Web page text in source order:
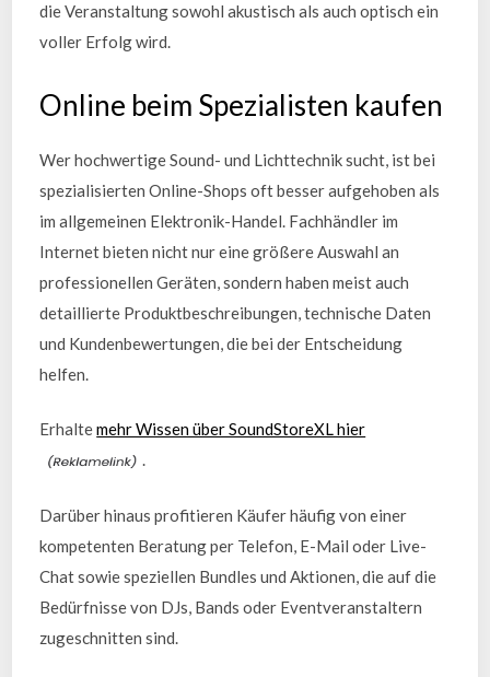
die Veranstaltung sowohl akustisch als auch optisch ein
voller Erfolg wird.
Online beim Spezialisten kaufen
Wer hochwertige Sound- und Lichttechnik sucht, ist bei
spezialisierten Online-Shops oft besser aufgehoben als
im allgemeinen Elektronik-Handel. Fachhändler im
Internet bieten nicht nur eine größere Auswahl an
professionellen Geräten, sondern haben meist auch
detaillierte Produktbeschreibungen, technische Daten
und Kundenbewertungen, die bei der Entscheidung
helfen.
Erhaltemehr Wissen über SoundStoreXL hier
.
Darüber hinaus profitieren Käufer häufig von einer
kompetenten Beratung per Telefon, E-Mail oder Live-
Chat sowie speziellen Bundles und Aktionen, die auf die
Bedürfnisse von DJs, Bands oder Eventveranstaltern
zugeschnitten sind.